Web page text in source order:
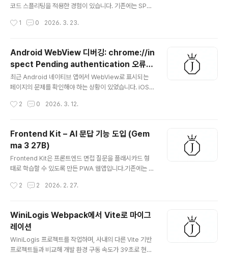
우저 환경에서 사용자 흐름까지 검증할 수 있는 테스트가
UI 동작을 확인할 수 있으며, 비교적 간편하게 도입할 수 있
코드 스플리팅을 적용한 경험이 있습니다. 기존에는 SPA
하나의 JS 파일로 번들링되어 로드되고 있었습니다.이로
pense를 활용하여 도메인 단위로 파일을 분리하고, 필요
한 시점에만 리소스를 불러오도록 구조를 변경했습니다.
그 결과 메인 페이지에서 로드되는 코드 양을 281,862줄
→ 63,303줄로 줄이며 성능을 개선할 수 있었습니다. 또
개선 등을 함께 진행하며 전반적인 성능 점수와 접근성 점
1 0 2026. 3. 23.
Android WebView 디버깅: chrome://in
spect Pending authentication 오류
해결
최근 Android 네이티브 앱에서 WebView로 표시되는
페이지의 문제를 확인해야 하는 상황이 있었습니다. iOS의
pector를 이용하면 비교적 간단하게 WebView 디버깅
바로 확인하고 디버깅할 수 있기 때문입니다. 반면 Androi
d에서는 Chrome DevTools의 Remote Debugging
기능을 사용해야 합니다. Android 기기에서 USB Debu
gging을 활성화한 뒤 Mac과 USB로 연결하고, Chrom
evices 정상적으로..
2 0 2026. 3. 12.
Frontend Kit – AI 문답 기능 도입 (Gem
ma 3 27B)
Frontend Kit은 프론트엔드 면접 질문을 플래시카드 형
태로 학습할 수 있도록 만든 PWA 웹앱입니다.기존에는 면
로그를 직접 북마크 하여 학습했지만, 모바일 환경에서 더
기 버전은 복습 중심 구조였습니다.스와이프 / 버튼으로 카
드 넘기기답변 슬라이드 애니메이션으로 공개6개 카테고
리 필터 (CS, HTML/CSS, JavaScript, React, 자료구
조, 알고리즘)랜덤 셔플 모드다크모드 / 라이트모드글자 크
기 조절 (소 / 중 / 대)키보드 단축키 (← →, Space / Ente
2 2 2026. 2. 27.
WiniLogis Webpack에서 Vite로 마이그
레이션
WiniLogis 프로젝트를 작업하며, 사내의 다른 Vite 기반
프로젝트들과 비교해 개발 환경 구동 속도가 39초로 현저